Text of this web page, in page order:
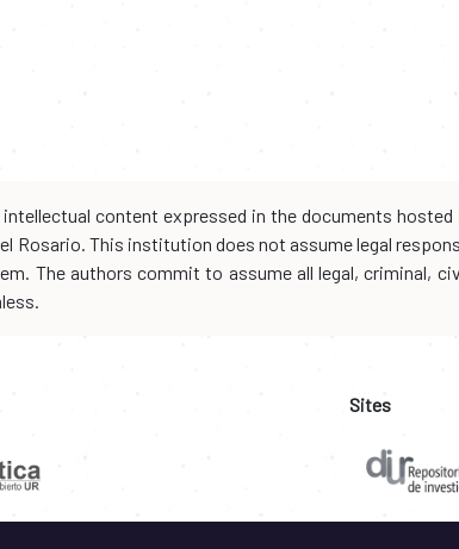
intellectual content expressed in the documents
Rosario. This institution does not assume legal
The authors commit to assume all legal, criminal,
Sites